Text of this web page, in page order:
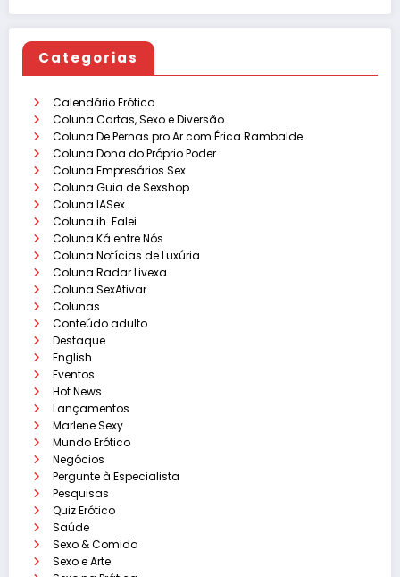
Categorias
Calendário Erótico
Coluna Cartas, Sexo e Diversão
Coluna De Pernas pro Ar com Érica Rambalde
Coluna Dona do Próprio Poder
Coluna Empresários Sex
Coluna Guia de Sexshop
Coluna IASex
Coluna ih…Falei
Coluna Ká entre Nós
Coluna Notícias de Luxúria
Coluna Radar Livexa
Coluna SexAtivar
Colunas
Conteúdo adulto
Destaque
English
Eventos
Hot News
Lançamentos
Marlene Sexy
Mundo Erótico
Negócios
Pergunte à Especialista
Pesquisas
Quiz Erótico
Saúde
Sexo & Comida
Sexo e Arte